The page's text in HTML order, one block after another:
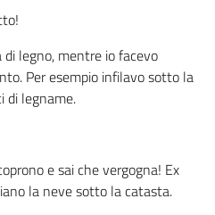
legno, mentre io facevo
Per esempio infilavo sotto la
di legname.
e sai che vergogna! Ex
la neve sotto la catasta.